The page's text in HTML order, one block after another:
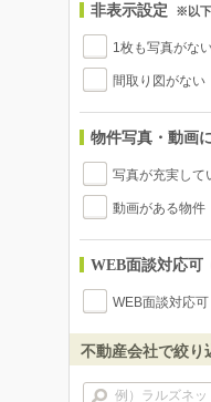
非表示設定 ※以下
1枚も写真がな
間取り図がない
物件写真・動画
写真が充実して
動画がある物件
WEB面談対応可
WEB面談対応可
不動産会社で絞り